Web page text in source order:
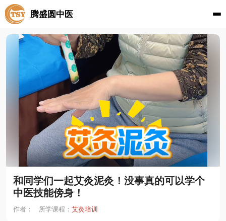
腾盛圆中医
和同学们一起艾灸泥灸！没事真的可以学个
中医技能傍身！
作者： 所学课程： 艾灸培训